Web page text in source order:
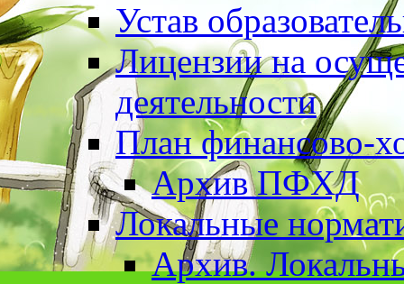
Устав
Лицензии на
деятельности
План финансово-
Архив ПФХД
Локальные
Архив.